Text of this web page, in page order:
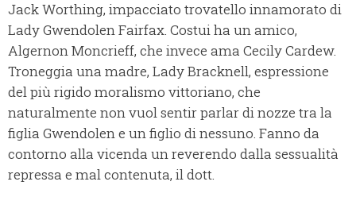
Jack Worthing, impacciato trovatello innamorato di
Lady Gwendolen Fairfax. Costui ha un amico,
Algernon Moncrieff, che invece ama Cecily Cardew.
Troneggia una madre, Lady Bracknell, espressione
del più rigido moralismo vittoriano, che
naturalmente non vuol sentir parlar di nozze tra la
figlia Gwendolen e un figlio di nessuno. Fanno da
contorno alla vicenda un reverendo dalla sessualità
repressa e mal contenuta, il dott.